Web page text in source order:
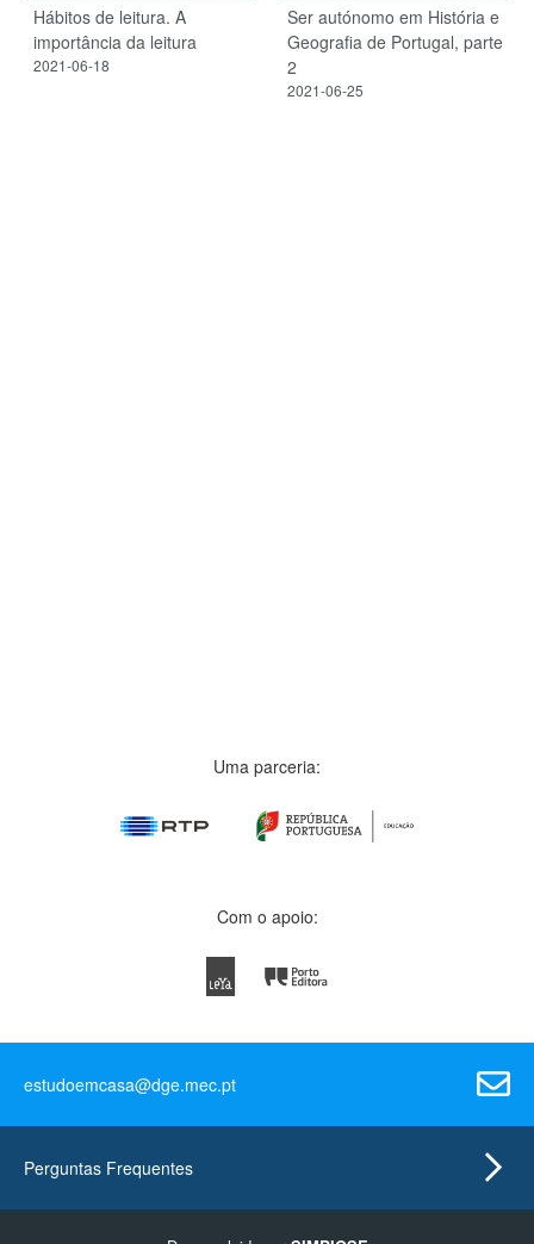
Hábitos de leitura. A
importância da leitura
2021-06-18
Ser autónomo em História e
Geografia de Portugal, parte
2
2021-06-25
Uma parceria:
Com o apoio:
estudoemcasa@dge.mec.pt
Perguntas Frequentes